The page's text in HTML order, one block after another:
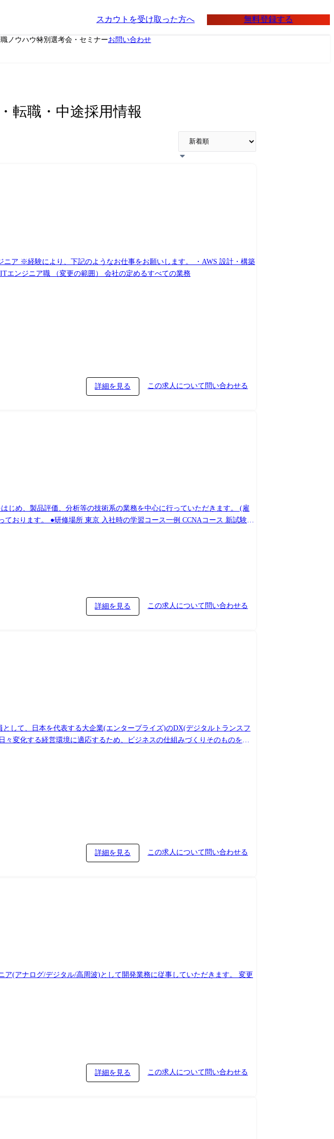
スカウトを受け取った方へ 無料登録する
ノウハウ特別選考会・セミナーお問い合わせ
転職・中途採用情報
ア ※経験により、下記のようなお仕事をお願いします。 ・AWS 設計・構築
・Azure 設計・構築 ・ネットワーク設計・構築 ・サーバ 設計・構築 ・Salesforce 設計・構築 （雇入れ直後） ITエンジニア職 （変更の範囲） 会社の定めるすべての業務
詳細を見る この求人について問い合わせる
め、製品評価、分析等の技術系の業務を中心に行っていただきます。 (雇
得」のみでなく、知識とスキルの定着を目指して学習します。 ●1人1台の
詳細を見る この求人について問い合わせる
して、日本を代表する大企業(エンタープライズ)のDX(デジタルトランスフ
変化する経営環境に適応するため、ビジネスの仕組みづくりそのものを変
大規模な情報系システムまで様々なシステムに携わることが可能です。 ●
ロジー観点での課題ヒアリング、課題抽出、およびクラウド・アプリケーシ
ラビリティ)、保守性に優れた最適なシステムアーキテクチャのデザイン ・
車業界クライアント向け:車両から発信される情報を集約、管理、活用する
築 ・電気通信事業クライアント向け:デジタルマーケティングシステムにお
Vertex AI,Agent Engine,Vertex AI Search,Gemini Enterprise etc ・NVIDIA
の高いチームをデリバリーします。 ※上記の経験を経て、さ
ベント参加時などの宿泊費・交通費の補助 ②バディ制度・コーチ制度など
ブなセッションの実施 ⑤地方での懇親会開催 ※状況により、出社・顧客先
詳細を見る この求人について問い合わせる
(アナログ/デジタル/高周波)として開発業務に従事していただきます。 変更
詳細を見る この求人について問い合わせる